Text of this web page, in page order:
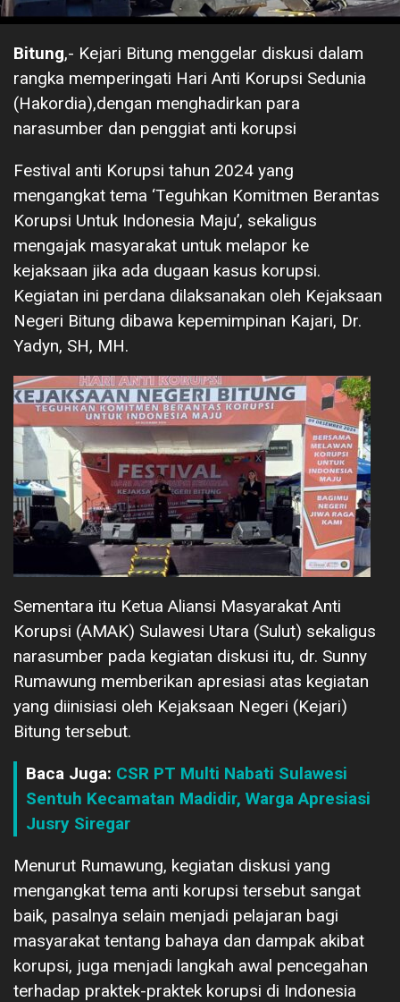
Bitung,- Kejari Bitung menggelar diskusi dalam
rangka memperingati Hari Anti Korupsi Sedunia
(Hakordia),dengan menghadirkan para
narasumber dan penggiat anti korupsi
Festival anti Korupsi tahun 2024 yang
mengangkat tema ‘Teguhkan Komitmen Berantas
Korupsi Untuk Indonesia Maju’, sekaligus
mengajak masyarakat untuk melapor ke
kejaksaan jika ada dugaan kasus korupsi.
Kegiatan ini perdana dilaksanakan oleh Kejaksaan
Negeri Bitung dibawa kepemimpinan Kajari, Dr.
Yadyn, SH, MH.
Sementara itu Ketua Aliansi Masyarakat Anti
Korupsi (AMAK) Sulawesi Utara (Sulut) sekaligus
narasumber pada kegiatan diskusi itu, dr. Sunny
Rumawung memberikan apresiasi atas kegiatan
yang diinisiasi oleh Kejaksaan Negeri (Kejari)
Bitung tersebut.
Baca Juga: CSR PT Multi Nabati Sulawesi
Sentuh Kecamatan Madidir, Warga Apresiasi
Jusry Siregar
Menurut Rumawung, kegiatan diskusi yang
mengangkat tema anti korupsi tersebut sangat
baik, pasalnya selain menjadi pelajaran bagi
masyarakat tentang bahaya dan dampak akibat
korupsi, juga menjadi langkah awal pencegahan
terhadap praktek-praktek korupsi di Indonesia